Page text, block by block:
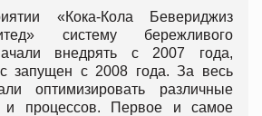
«Кока-Кола Бевериджиз
систему бережливого
внедрять с 2007 года,
запущен с 2008 года. За весь
оптимизировать различные
и процессов. Первое и самое